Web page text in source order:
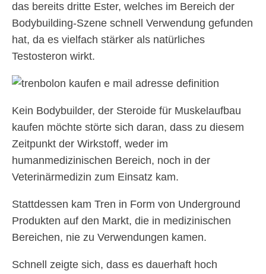
das bereits dritte Ester, welches im Bereich der
Bodybuilding-Szene schnell Verwendung gefunden
hat, da es vielfach stärker als natürliches
Testosteron wirkt.
Kein Bodybuilder, der Steroide für Muskelaufbau
kaufen möchte störte sich daran, dass zu diesem
Zeitpunkt der Wirkstoff, weder im
humanmedizinischen Bereich, noch in der
Veterinärmedizin zum Einsatz kam.
Stattdessen kam Tren in Form von Underground
Produkten auf den Markt, die in medizinischen
Bereichen, nie zu Verwendungen kamen.
Schnell zeigte sich, dass es dauerhaft hoch